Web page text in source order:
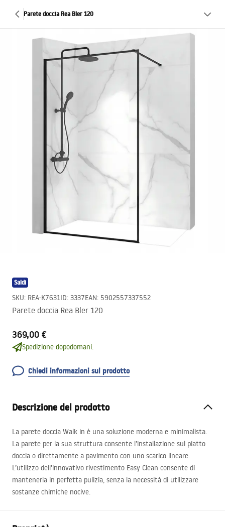
Parete doccia Rea Bler 120
Saldi
SKU: REA-K7631ID: 3337EAN: 5902557337552
Parete doccia Rea Bler 120
369,00 €
Spedizione dopodomani.
Chiedi informazioni sul prodotto
Descrizione del prodotto
La parete doccia Walk in è una soluzione moderna e minimalista.
La parete per la sua struttura consente l’installazione sul piatto
doccia o direttamente a pavimento con uno scarico lineare.
L’utilizzo dell’innovativo rivestimento Easy Clean consente di
mantenerla in perfetta pulizia, senza la necessità di utilizzare
sostanze chimiche nocive.